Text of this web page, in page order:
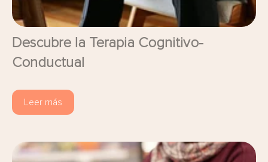
Descubre la Terapia Cognitivo-
Conductual
Leer más